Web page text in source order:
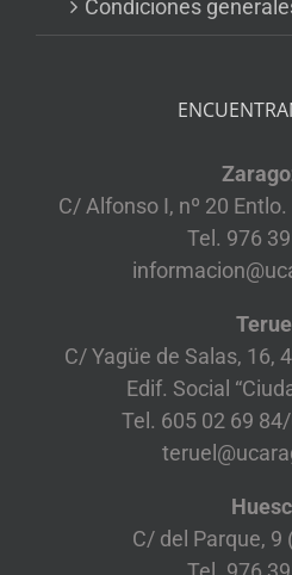
Condiciones
C/ Alfonso I, nº 20
Tel. 976
C/ Yagüe de Salas, 16,
Edif. Social
Tel. 605 02 69
C/ del Parque, 9